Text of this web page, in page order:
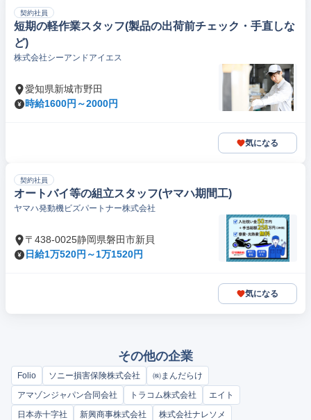
契約社員
短期の軽作業スタッフ(製品の出荷前チェック・手直しな
ど)
株式会社シーアンドアイエス
愛知県新城市野田
時給1600円～2000円
気になる
契約社員
オートバイ等の組立スタッフ(ヤマハ期間工)
ヤマハ発動機ビズパートナー株式会社
〒438-0025静岡県磐田市新貝
日給1万520円～1万1520円
気になる
その他の企業
Folio ソニー損害保険株式会社
㈱まんだらけ
アマゾンジャパン合同会社
トラコム株式会社
エイト
日本赤十字社
新興商事株式会社
株式会社ナレソメ